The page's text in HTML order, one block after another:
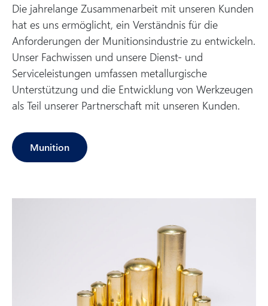
Die jahrelange Zusammenarbeit mit unseren Kunden
hat es uns ermöglicht, ein Verständnis für die
Anforderungen der Munitionsindustrie zu entwickeln.
Unser Fachwissen und unsere Dienst- und
Serviceleistungen umfassen metallurgische
Unterstützung und die Entwicklung von Werkzeugen
als Teil unserer Partnerschaft mit unseren Kunden.
Munition